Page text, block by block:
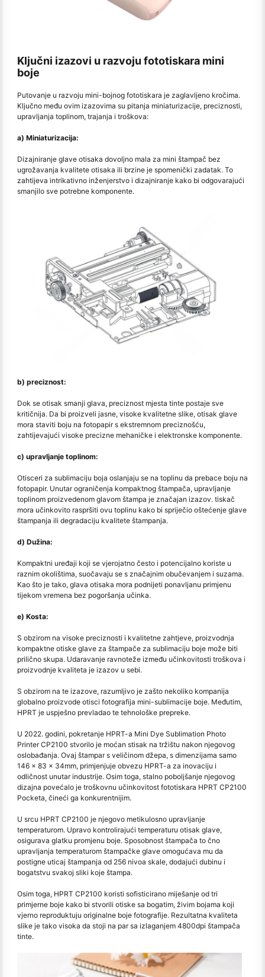
Ključni izazovi u razvoju fototiskara mini
boje
Putovanje u razvoju mini-bojnog fototiskara je zaglavljeno kročima.
Ključno među ovim izazovima su pitanja miniaturizacije, preciznosti,
upravljanja toplinom, trajanja i troškova:
a) Miniaturizacija:
Dizajniranje glave otisaka dovoljno mala za mini štampač bez
ugrožavanja kvalitete otisaka ili brzine je spomenički zadatak. To
zahtijeva intrikativno inženjerstvo i dizajniranje kako bi odgovarajući
smanjilo sve potrebne komponente.
b) preciznost:
Dok se otisak smanji glava, preciznost mjesta tinte postaje sve
kritičnija. Da bi proizveli jasne, visoke kvalitetne slike, otisak glave
mora staviti boju na fotopapir s ekstremnom preciznošću,
zahtijevajući visoke precizne mehaničke i elektronske komponente.
c) upravljanje toplinom:
Otisceri za sublimaciju boja oslanjaju se na toplinu da prebace boju na
fotopapir. Unutar ograničenja kompaktnog štampača, upravljanje
toplinom proizvedenom glavom štampa je značajan izazov. tiskač
mora učinkovito raspršiti ovu toplinu kako bi spriječio oštećenje glave
štampanja ili degradaciju kvalitete štampanja.
d) Dužina:
Kompaktni uređaji koji se vjerojatno često i potencijalno koriste u
raznim okolištima, suočavaju se s značajnim obučevanjem i suzama.
Kao što je tako, glava otisaka mora podnijeti ponavljanu primjenu
tijekom vremena bez pogoršanja učinka.
e) Kosta:
S obzirom na visoke preciznosti i kvalitetne zahtjeve, proizvodnja
kompaktne otiske glave za štampače za sublimaciju boje može biti
prilično skupa. Udaravanje ravnoteže između učinkovitosti troškova i
proizvodnje kvaliteta je izazov u sebi.
S obzirom na te izazove, razumljivo je zašto nekoliko kompanija
globalno proizvode otisci fotografija mini-sublimacije boje. Međutim,
HPRT je uspješno prevladao te tehnološke prepreke.
U 2022. godini, pokretanje HPRT-a Mini Dye Sublimation Photo
Printer CP2100 stvorilo je moćan stisak na tržištu nakon njegovog
oslobađanja. Ovaj štampar s veličinom džepa, s dimenzijama samo
146 x 83 x 34mm, primjenjuje obvezu HPRT-a za inovaciju i
odličnost unutar industrije. Osim toga, stalno poboljšanje njegovog
dizajna povećalo je troškovnu učinkovitost fototiskara HPRT CP2100
Pocketa, čineći ga konkurentnijim.
U srcu HPRT CP2100 je njegovo metikulosno upravljanje
temperaturom. Upravo kontrolirajući temperaturu otisak glave,
osigurava glatku promjenu boje. Sposobnost štampača to čno
upravljanja temperaturom štampačke glave omogućava mu da
postigne uticaj štampanja od 256 nivoa skale, dodajući dubinu i
bogatstvu svakoj sliki koje štampa.
Osim toga, HPRT CP2100 koristi sofisticirano miješanje od tri
primjerne boje kako bi stvorili otiske sa bogatim, živim bojama koji
vjerno reproduktuju originalne boje fotografije. Rezultatna kvaliteta
slike je tako visoka da stoji na par sa izlaganjem 4800dpi štampača
tinte.